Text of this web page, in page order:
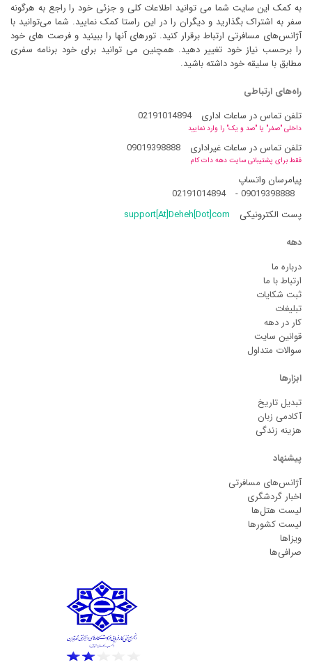
به کمک این سایت شما می توانید اطلاعات کلی و جزئی خود را راجع به هرگونه
سفر به اشتراک بگذارید و دیگران را در این راستا کمک نمایید. شما می‌توانید با
آژانس‌های مسافرتی ارتباط برقرار کنید. تورهای آنها را ببینید و فرصت های خود
را برحسب نیاز خود تغییر دهید. همچنین می توانید برای خود برنامه سفری
مطابق با سلیقه خود داشته باشید.
راه‌های ارتباطی
تلفن تماس در ساعات اداری
02191014894
داخلی "صفر" یا "صد و یک" را وارد نمایید
تلفن تماس در ساعات غیراداری 09019398888
فقط برای پشتیبانی سایت دهه دات کام
پیامرسان واتساپ
09019398888
-
02191014894
پست الکترونیکی
support[At]Deheh[Dot]com
دهه
درباره ما
ارتباط با ما
ثبت شکایات
تبلیغات
کار در دهه
قوانین سایت
سوالات متداول
ابزارها
تبدیل تاریخ
آکادمی زبان
هزینه زندگی
پیشنهاد
آژانس‌های مسافرتی
اخبار گردشگری
لیست هتل‌ها
لیست کشورها
ویزاها
صرافی‌ها